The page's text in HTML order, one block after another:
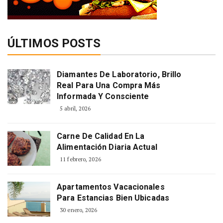
ÚLTIMOS POSTS
Diamantes De Laboratorio, Brillo
Real Para Una Compra Más
Informada Y Consciente
5 abril, 2026
Carne De Calidad En La
Alimentación Diaria Actual
11 febrero, 2026
Apartamentos Vacacionales
Para Estancias Bien Ubicadas
30 enero, 2026